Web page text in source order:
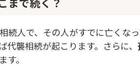
続人で、その人がすでに亡くな
代襲相続が起こります。さらに、
す。